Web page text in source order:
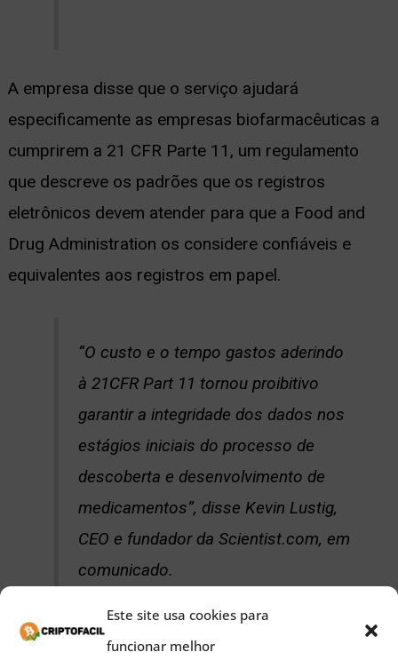
Este site usa cookies para
funcionar melhor
A empresa disse que o serviço ajudará
especificamente as empresas biofarmacêuticas a
cumprirem a 21 CFR Parte 11, um regulamento
que descreve os padrões que os registros
eletrônicos devem atender para que a Food and
Drug Administration os considere confiáveis e
equivalentes aos registros em papel.
“O custo e o tempo gastos aderindo
à 21CFR Part 11 tornou proibitivo
garantir a integridade dos dados nos
estágios iniciais do processo de
descoberta e desenvolvimento de
medicamentos”, disse Kevin Lustig,
CEO e fundador da Scientist.com, em
comunicado.